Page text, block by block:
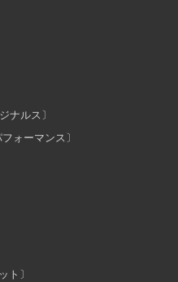
ナルス〕
ォーマンス〕
ト〕